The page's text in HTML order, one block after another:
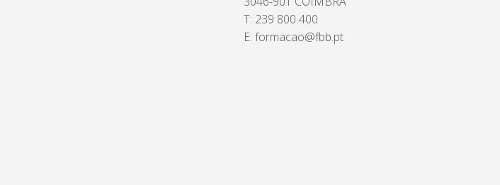
T: 239 800 400
E: formacao@fbb.pt